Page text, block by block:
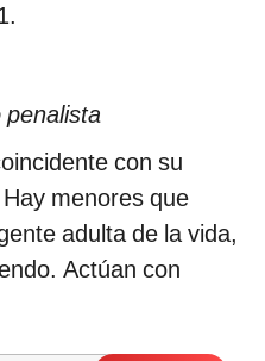
penalista
con su
menores que
adulta de la vida,
Actúan con